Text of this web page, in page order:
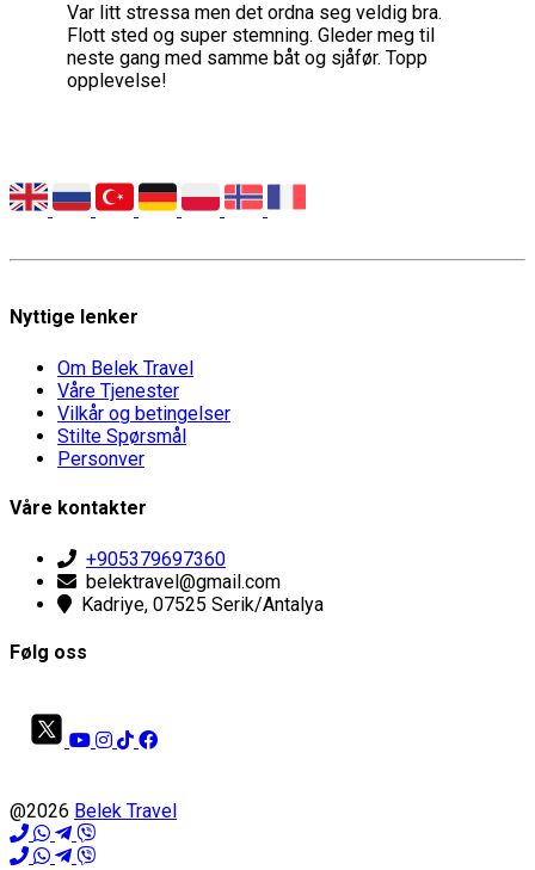
Var litt stressa men det ordna seg veldig bra.
Flott sted og super stemning. Gleder meg til
neste gang med samme båt og sjåfør. Topp
opplevelse!
Nyttige lenker
Om Belek Travel
Våre Tjenester
Vilkår og betingelser
Stilte Spørsmål
Personver
Våre kontakter
+905379697360
belektravel@gmail.com
Kadriye, 07525 Serik/Antalya
Følg oss
@2026 Belek Travel